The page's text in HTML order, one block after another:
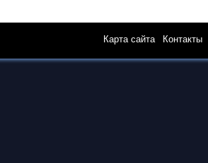
Карта сайта| Контакты